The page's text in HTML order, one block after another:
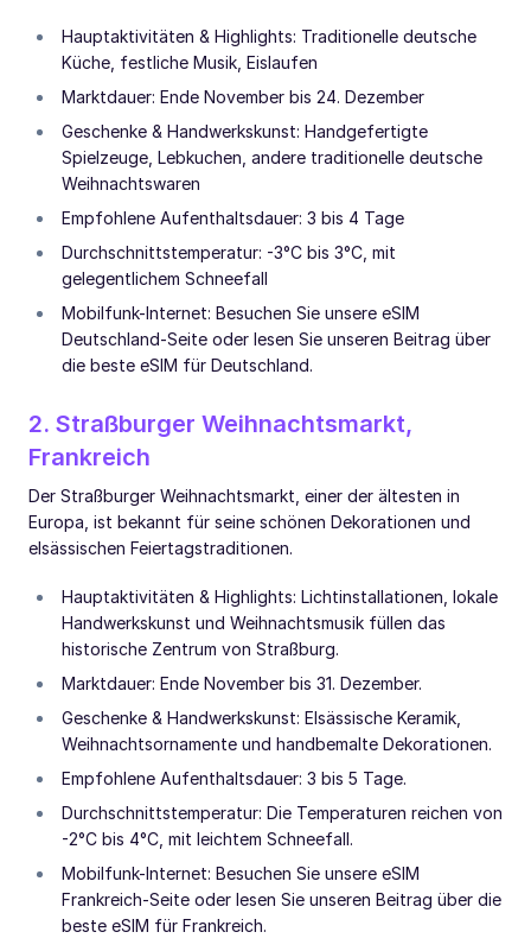
Hauptaktivitäten & Highlights: Traditionelle deutsche
Küche, festliche Musik, Eislaufen
Marktdauer: Ende November bis 24. Dezember
Geschenke & Handwerkskunst: Handgefertigte
Spielzeuge, Lebkuchen, andere traditionelle deutsche
Weihnachtswaren
Empfohlene Aufenthaltsdauer: 3 bis 4 Tage
Durchschnittstemperatur: -3°C bis 3°C, mit
gelegentlichem Schneefall
Mobilfunk-Internet: Besuchen Sie unsere eSIM
Deutschland-Seite oder lesen Sie unseren Beitrag über
die beste eSIM für Deutschland.
2. Straßburger Weihnachtsmarkt,
Frankreich
Der Straßburger Weihnachtsmarkt, einer der ältesten in
Europa, ist bekannt für seine schönen Dekorationen und
elsässischen Feiertagstraditionen.
Hauptaktivitäten & Highlights: Lichtinstallationen, lokale
Handwerkskunst und Weihnachtsmusik füllen das
historische Zentrum von Straßburg.
Marktdauer: Ende November bis 31. Dezember.
Geschenke & Handwerkskunst: Elsässische Keramik,
Weihnachtsornamente und handbemalte Dekorationen.
Empfohlene Aufenthaltsdauer: 3 bis 5 Tage.
Durchschnittstemperatur: Die Temperaturen reichen von
-2°C bis 4°C, mit leichtem Schneefall.
Mobilfunk-Internet: Besuchen Sie unsere eSIM
Frankreich-Seite oder lesen Sie unseren Beitrag über die
beste eSIM für Frankreich.